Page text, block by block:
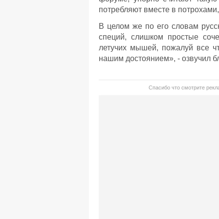
потребляют вместе в
В целом же по его словам
специй, слишком простые
летучих мышей, пожалуй все
нашим достоянием», - озвучил
Спасибо что смотрите